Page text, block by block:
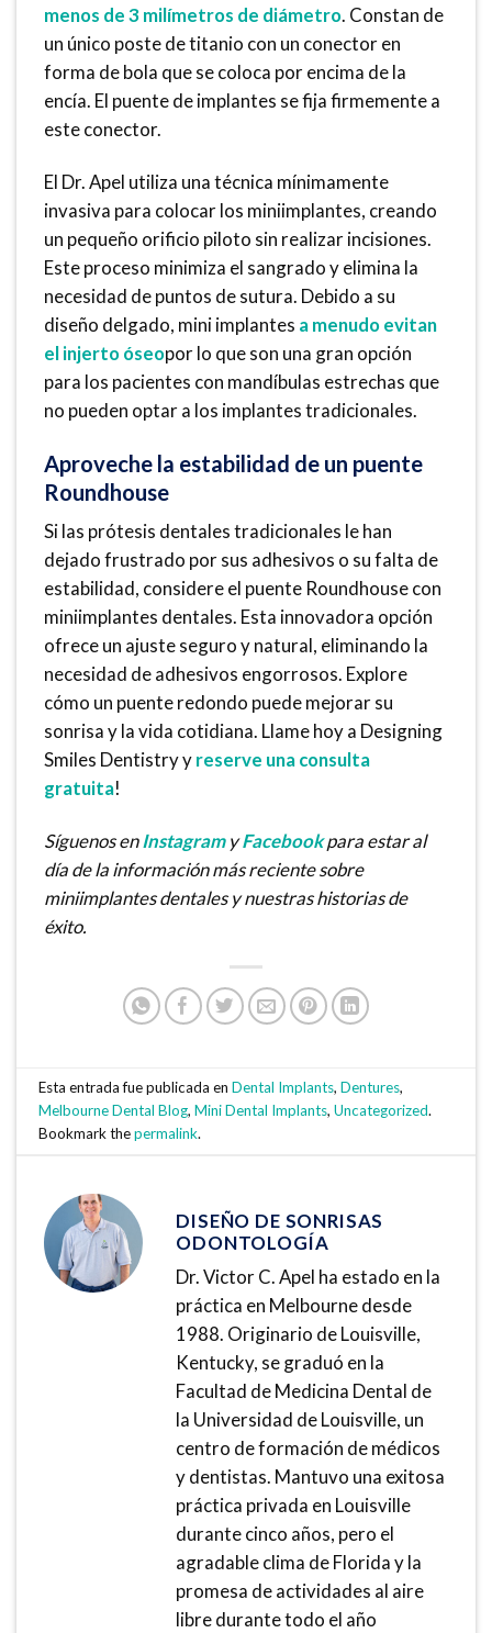
menos de 3 milímetros de diámetro. Constan de
un único poste de titanio con un conector en
forma de bola que se coloca por encima de la
encía. El puente de implantes se fija firmemente a
este conector.
El Dr. Apel utiliza una técnica mínimamente
invasiva para colocar los miniimplantes, creando
un pequeño orificio piloto sin realizar incisiones.
Este proceso minimiza el sangrado y elimina la
necesidad de puntos de sutura. Debido a su
diseño delgado, mini implantes a menudo evitan
el injerto óseopor lo que son una gran opción
para los pacientes con mandíbulas estrechas que
no pueden optar a los implantes tradicionales.
Aproveche la estabilidad de un puente
Roundhouse
Si las prótesis dentales tradicionales le han
dejado frustrado por sus adhesivos o su falta de
estabilidad, considere el puente Roundhouse con
miniimplantes dentales. Esta innovadora opción
ofrece un ajuste seguro y natural, eliminando la
necesidad de adhesivos engorrosos. Explore
cómo un puente redondo puede mejorar su
sonrisa y la vida cotidiana. Llame hoy a Designing
Smiles Dentistry yreserve una consulta
gratuita!
Síguenos enInstagramyFacebookpara estar al
día de la información más reciente sobre
miniimplantes dentales y nuestras historias de
éxito.
Esta entrada fue publicada enDental Implants,Dentures,
Melbourne Dental Blog,Mini Dental Implants,Uncategorized.
Bookmark thepermalink.
DISEÑO DE SONRISAS
ODONTOLOGÍA
Dr. Victor C. Apel ha estado en la
práctica en Melbourne desde
1988. Originario de Louisville,
Kentucky, se graduó en la
Facultad de Medicina Dental de
la Universidad de Louisville, un
centro de formación de médicos
y dentistas. Mantuvo una exitosa
práctica privada en Louisville
durante cinco años, pero el
agradable clima de Florida y la
promesa de actividades al aire
libre durante todo el año